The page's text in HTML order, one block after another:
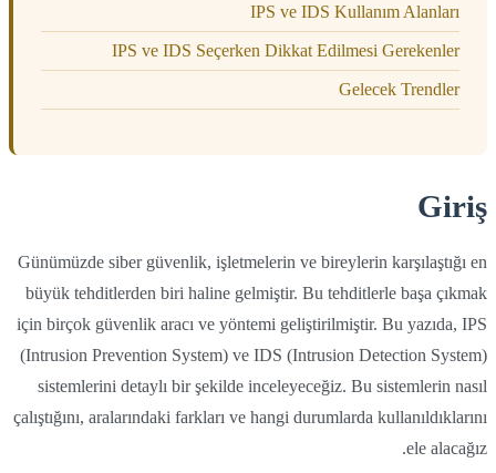
IPS ve IDS Kullanım Alanları
IPS ve IDS Seçerken Dikkat Edilmesi Gerekenler
Gelecek Trendler
Giriş
Günümüzde siber güvenlik, işletmelerin ve bireylerin karşılaştığı en
büyük tehditlerden biri haline gelmiştir. Bu tehditlerle başa çıkmak
için birçok güvenlik aracı ve yöntemi geliştirilmiştir. Bu yazıda, IPS
(Intrusion Prevention System) ve IDS (Intrusion Detection System)
sistemlerini detaylı bir şekilde inceleyeceğiz. Bu sistemlerin nasıl
çalıştığını, aralarındaki farkları ve hangi durumlarda kullanıldıklarını
ele alacağız.